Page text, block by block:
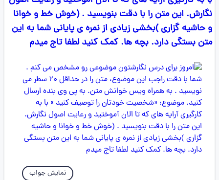
نگارش. این متن را با دقت بنویسید . (خوش خط و خوانا
و حاشیه گزاری )بخشی زیادی از نمره ی پایانی شما به این
متن بستگی دارد. بچه ها. کمک کنید لطفا تاج میدم
نمایش جواب